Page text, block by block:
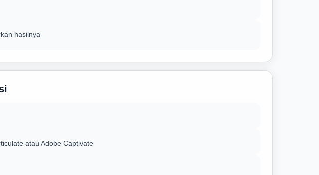
hasilnya
atau Adobe Captivate